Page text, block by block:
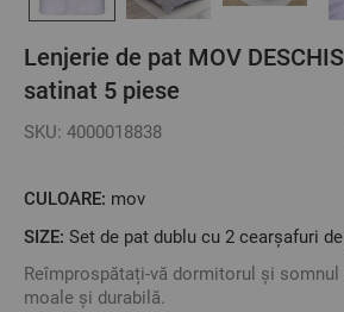
Lenjerie de pat MOV
satinat 5 piese
SKU: 4000018838
CULOARE: mov
SIZE: Set de pat dublu cu 2 cearșafuri
Reîmprospătați-vă dormitorul și
moale și durabilă.